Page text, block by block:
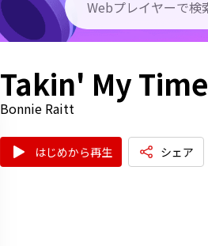
Takin' My Time
Bonnie Raitt
はじめから再生 シェア